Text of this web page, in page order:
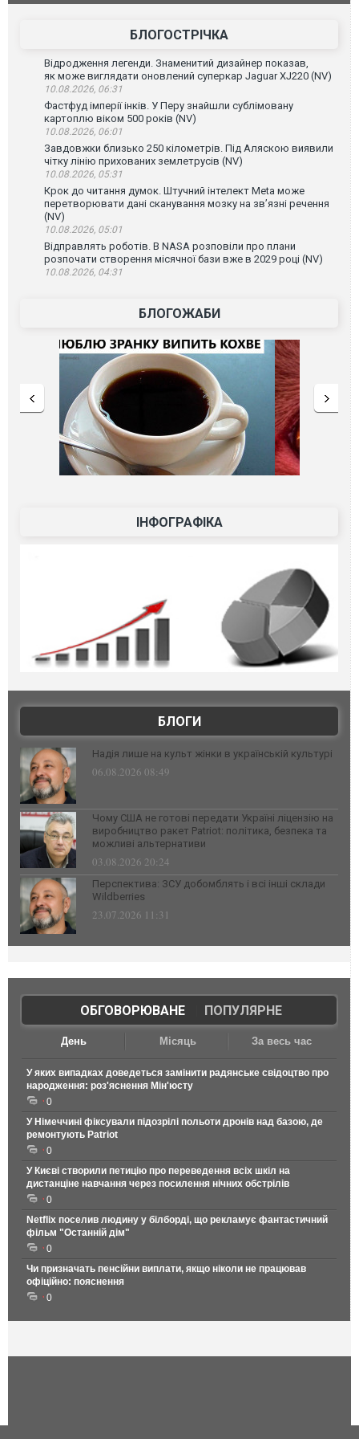
зіркового
БЛОГОСТРІЧКА
Відродження легенди. Знаменитий дизайнер показав,
як може виглядати оновлений суперкар Jaguar XJ220 (NV)
10.08.2026, 06:31
Фастфуд імперії інків. У Перу знайшли сублімовану
картоплю віком 500 років (NV)
10.08.2026, 06:01
Завдовжки близько 250 кілометрів. Під Аляскою виявили
чітку лінію прихованих землетрусів (NV)
10.08.2026, 05:31
Крок до читання думок. Штучний інтелект Meta може
перетворювати дані сканування мозку на зв’язні речення
(NV)
10.08.2026, 05:01
Відправлять роботів. В NASA розповіли про плани
розпочати створення місячної бази вже в 2029 році (NV)
10.08.2026, 04:31
БЛОГОЖАБИ
ІНФОГРАФІКА
БЛОГИ
Надія лише на культ жінки в українській культурі
06.08.2026 08:49
Чому США не готові передати Україні ліцензію на
виробництво ракет Patriot: політика, безпека та
можливі альтернативи
03.08.2026 20:24
Перспектива: ЗСУ добомблять і всі інші склади
Wildberries
23.07.2026 11:31
ОБГОВОРЮВАНЕ| ПОПУЛЯРНЕ
День Місяць За весь час
У яких випадках доведеться замінити радянське свідоцтво про
народження: роз'яснення Мін'юсту
0
У Німеччині фіксували підозрілі польоти дронів над базою, де
ремонтують Patriot
0
У Києві створили петицію про переведення всіх шкіл на
дистанціне навчання через посилення нічних обстрілів
0
Netflix поселив людину у білборді, що рекламує фантастичний
фільм "Останній дім"
0
Чи призначать пенсійни виплати, якщо ніколи не працював
офіційно: пояснення
0